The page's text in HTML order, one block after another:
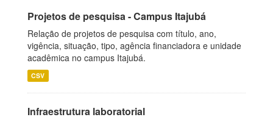
Projetos de pesquisa - Campus Itajubá
Relação de projetos de pesquisa com título, ano,
vigência, situação, tipo, agência financiadora e unidade
acadêmica no campus Itajubá.
CSV
Infraestrutura laboratorial